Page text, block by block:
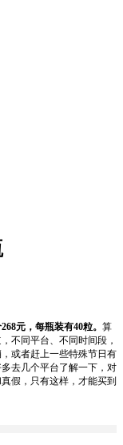
元，每瓶装有40粒。 算
不同平台、不同时间段，
或者赶上一些特殊节日有
去几个平台了解一下，对
假，只有这样，才能买到